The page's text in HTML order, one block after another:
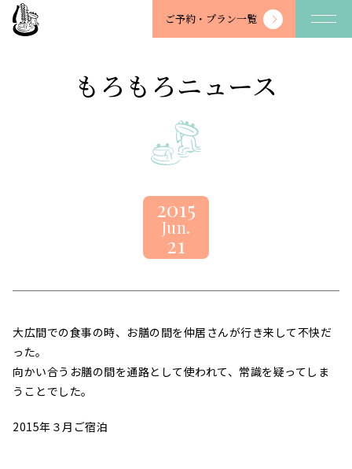
望
川
ご予約・ プラン一覧
もろもろニュース
2015
Jun.
21
大広間での食事の時、お膳の間を仲居さんが行き来して不快だ
った。
向かい合うお膳の間を通路として使われて、常識を疑ってしま
うことでした。
2015年３月ご宿泊